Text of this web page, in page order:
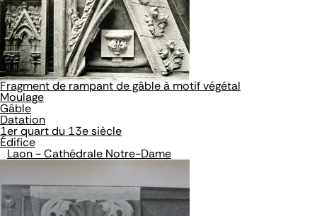
Fragment de rampant de gâble à motif végétal
Moulage
Gâble
Datation
1er quart du 13e siècle
Édifice
Laon - Cathédrale Notre-Dame